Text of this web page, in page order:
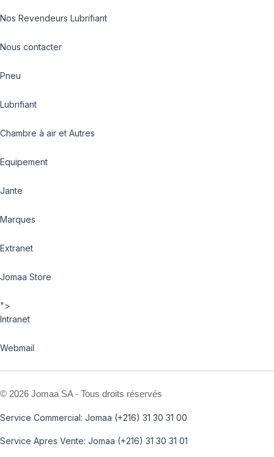
Nos Revendeurs Lubrifiant
Nous contacter
Pneu
Lubrifiant
Chambre à air et Autres
Equipement
Jante
Marques
Extranet
Jomaa Store
">
Intranet
Webmail
© 2026 Jomaa SA - Tous droits réservés
Service Commercial: Jomaa (+216) 31 30 31 00
Service Apres Vente: Jomaa (+216) 31 30 31 01